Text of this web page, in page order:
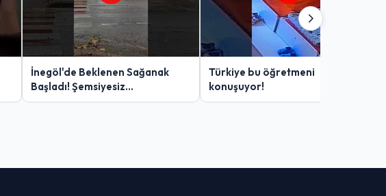
İnegöl'de Beklenen Sağanak
Başladı! Şemsiyesiz
Yakalananlar Zor Anlar Yaşadı
Türkiye bu öğretmeni
konuşuyor!